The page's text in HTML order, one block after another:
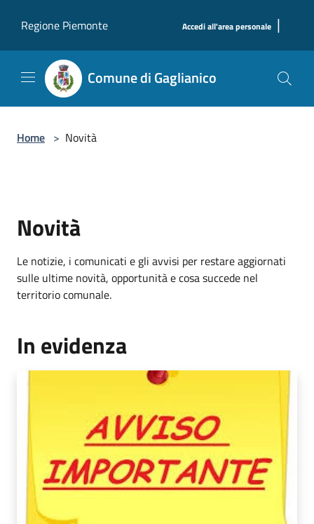
Regione Piemonte
Accedi all'area personale |
Comune di Gaglianico
Home > Novità
Novità
Le notizie, i comunicati e gli avvisi per restare aggiornati
sulle ultime novità, opportunità e cosa succede nel
territorio comunale.
In evidenza